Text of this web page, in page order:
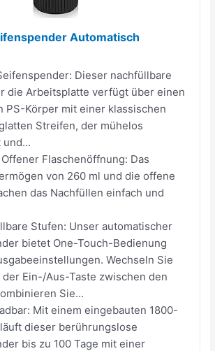
Automatisch
Dieser nachfüllbare
die Arbeitsplatte verfügt über einen
PS-Körper mit einer klassischen
Streifen, der mühelos
und...
Flaschenöffnung: Das
von 260 ml und die offene
das Nachfüllen einfach und
Stufen: Unser automatischer
bietet One-Touch-Bedienung
Wechseln Sie
Ein-/Aus-Taste zwischen den
Sie...
Mit einem eingebauten 1800-
dieser berührungslose
bis zu 100 Tage mit einer